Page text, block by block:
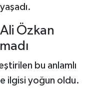
Özkan
bu anlamlı
ilgisi yoğun oldu.